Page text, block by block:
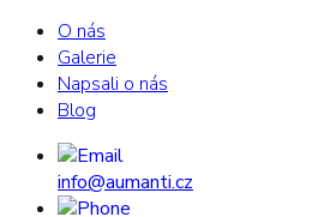
O nás
Galerie
Napsali o nás
Blog
info@aumanti.cz